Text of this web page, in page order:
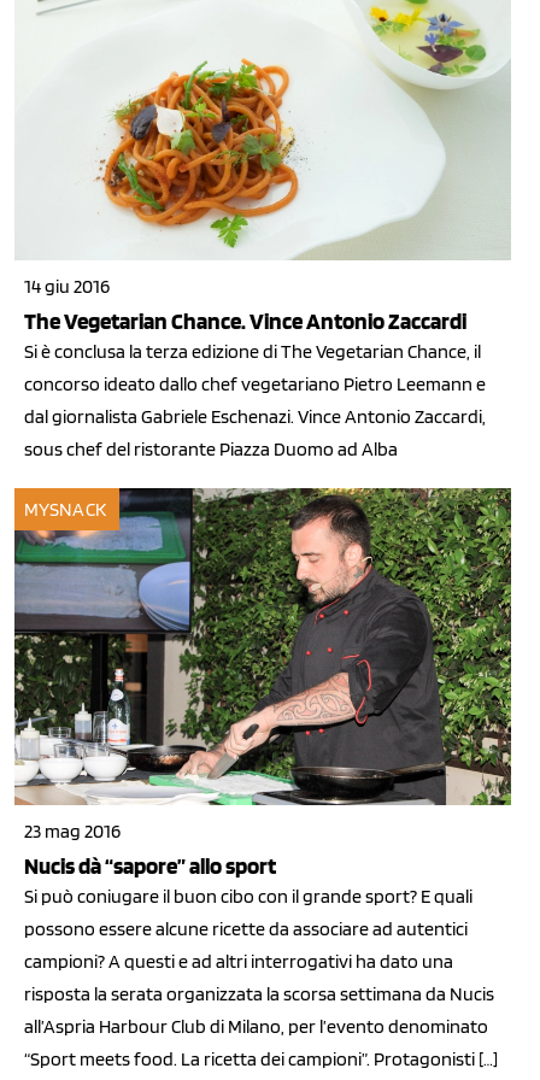
14 giu 2016
The Vegetarian Chance. Vince Antonio Zaccardi
Si è conclusa la terza edizione di The Vegetarian Chance, il
concorso ideato dallo chef vegetariano Pietro Leemann e
dal giornalista Gabriele Eschenazi. Vince Antonio Zaccardi,
sous chef del ristorante Piazza Duomo ad Alba
MYSNACK
23 mag 2016
Nucis dà “sapore” allo sport
Si può coniugare il buon cibo con il grande sport? E quali
possono essere alcune ricette da associare ad autentici
campioni? A questi e ad altri interrogativi ha dato una
risposta la serata organizzata la scorsa settimana da Nucis
all’Aspria Harbour Club di Milano, per l’evento denominato
“Sport meets food. La ricetta dei campioni”. Protagonisti […]